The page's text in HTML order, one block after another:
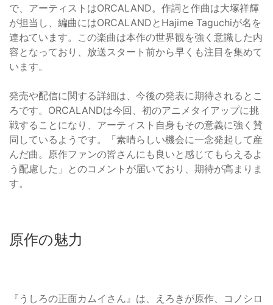
で、アーティストはORCALAND。作詞と作曲は大塚祥輝
が担当し、編曲にはORCALANDとHajime Taguchiが名を
連ねています。この楽曲は本作の世界観を強く意識した内
容となっており、放送スタート前から早くも注目を集めて
います。
発売や配信に関する詳細は、今後の発表に期待されるとこ
ろです。ORCALANDは今回、初のアニメタイアップに挑
戦することになり、アーティスト自身もその意義に強く賛
同しているようです。「素晴らしい機会に一念発起して産
んだ曲。原作ファンの皆さんにも良いと感じてもらえるよ
う配慮した」とのコメントが届いており、期待が高まりま
す。
原作の魅力
『うしろの正面カムイさん』は、えろきが原作、コノシロ